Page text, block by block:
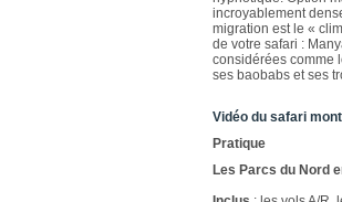
incroyablement
migration est le «
de votre safari :
considérées comme
ses baobabs et ses
Vidéo du safari
Pratique
Les Parcs du Nord